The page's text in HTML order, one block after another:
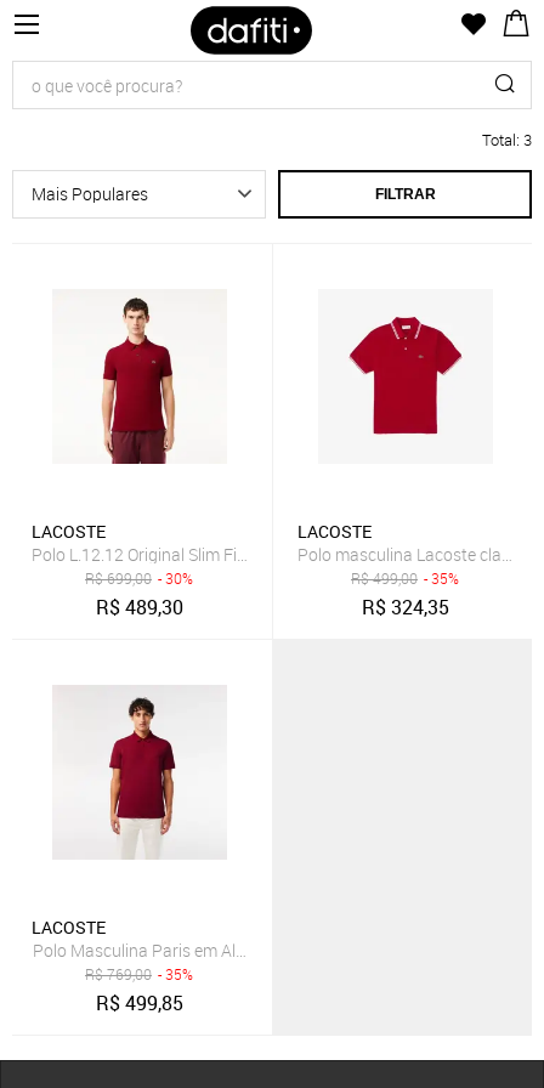
Total: 3
FILTRAR
LACOSTE
Polo L.12.12 Original Slim Fit Vinho
R$699,00 - 30%
R$489,30
LACOSTE
Polo masculina Lacoste classic
R$499,00 - 35%
R$324,35
LACOSTE
Polo Masculina Paris em Algodão Piqué com Stretch Vinho
R$769,00 - 35%
R$499,85